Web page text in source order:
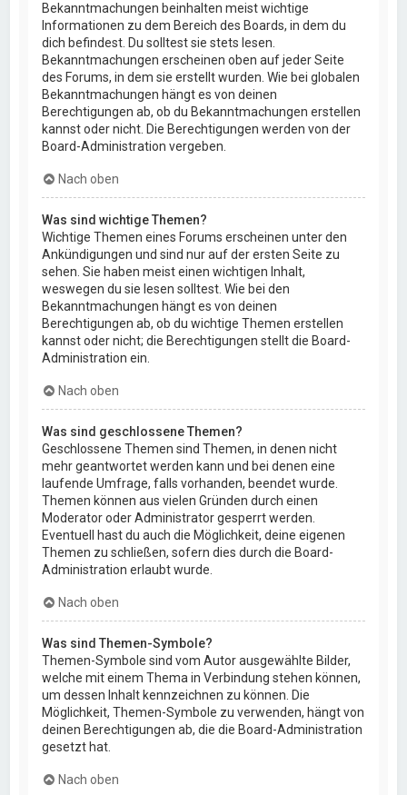
Bekanntmachungen beinhalten meist wichtige
Informationen zu dem Bereich des Boards, in dem du
dich befindest. Du solltest sie stets lesen.
Bekanntmachungen erscheinen oben auf jeder Seite
des Forums, in dem sie erstellt wurden. Wie bei globalen
Bekanntmachungen hängt es von deinen
Berechtigungen ab, ob du Bekanntmachungen erstellen
kannst oder nicht. Die Berechtigungen werden von der
Board-Administration vergeben.
Nach oben
Was sind wichtige Themen?
Wichtige Themen eines Forums erscheinen unter den
Ankündigungen und sind nur auf der ersten Seite zu
sehen. Sie haben meist einen wichtigen Inhalt,
weswegen du sie lesen solltest. Wie bei den
Bekanntmachungen hängt es von deinen
Berechtigungen ab, ob du wichtige Themen erstellen
kannst oder nicht; die Berechtigungen stellt die Board-
Administration ein.
Nach oben
Was sind geschlossene Themen?
Geschlossene Themen sind Themen, in denen nicht
mehr geantwortet werden kann und bei denen eine
laufende Umfrage, falls vorhanden, beendet wurde.
Themen können aus vielen Gründen durch einen
Moderator oder Administrator gesperrt werden.
Eventuell hast du auch die Möglichkeit, deine eigenen
Themen zu schließen, sofern dies durch die Board-
Administration erlaubt wurde.
Nach oben
Was sind Themen-Symbole?
Themen-Symbole sind vom Autor ausgewählte Bilder,
welche mit einem Thema in Verbindung stehen können,
um dessen Inhalt kennzeichnen zu können. Die
Möglichkeit, Themen-Symbole zu verwenden, hängt von
deinen Berechtigungen ab, die die Board-Administration
gesetzt hat.
Nach oben